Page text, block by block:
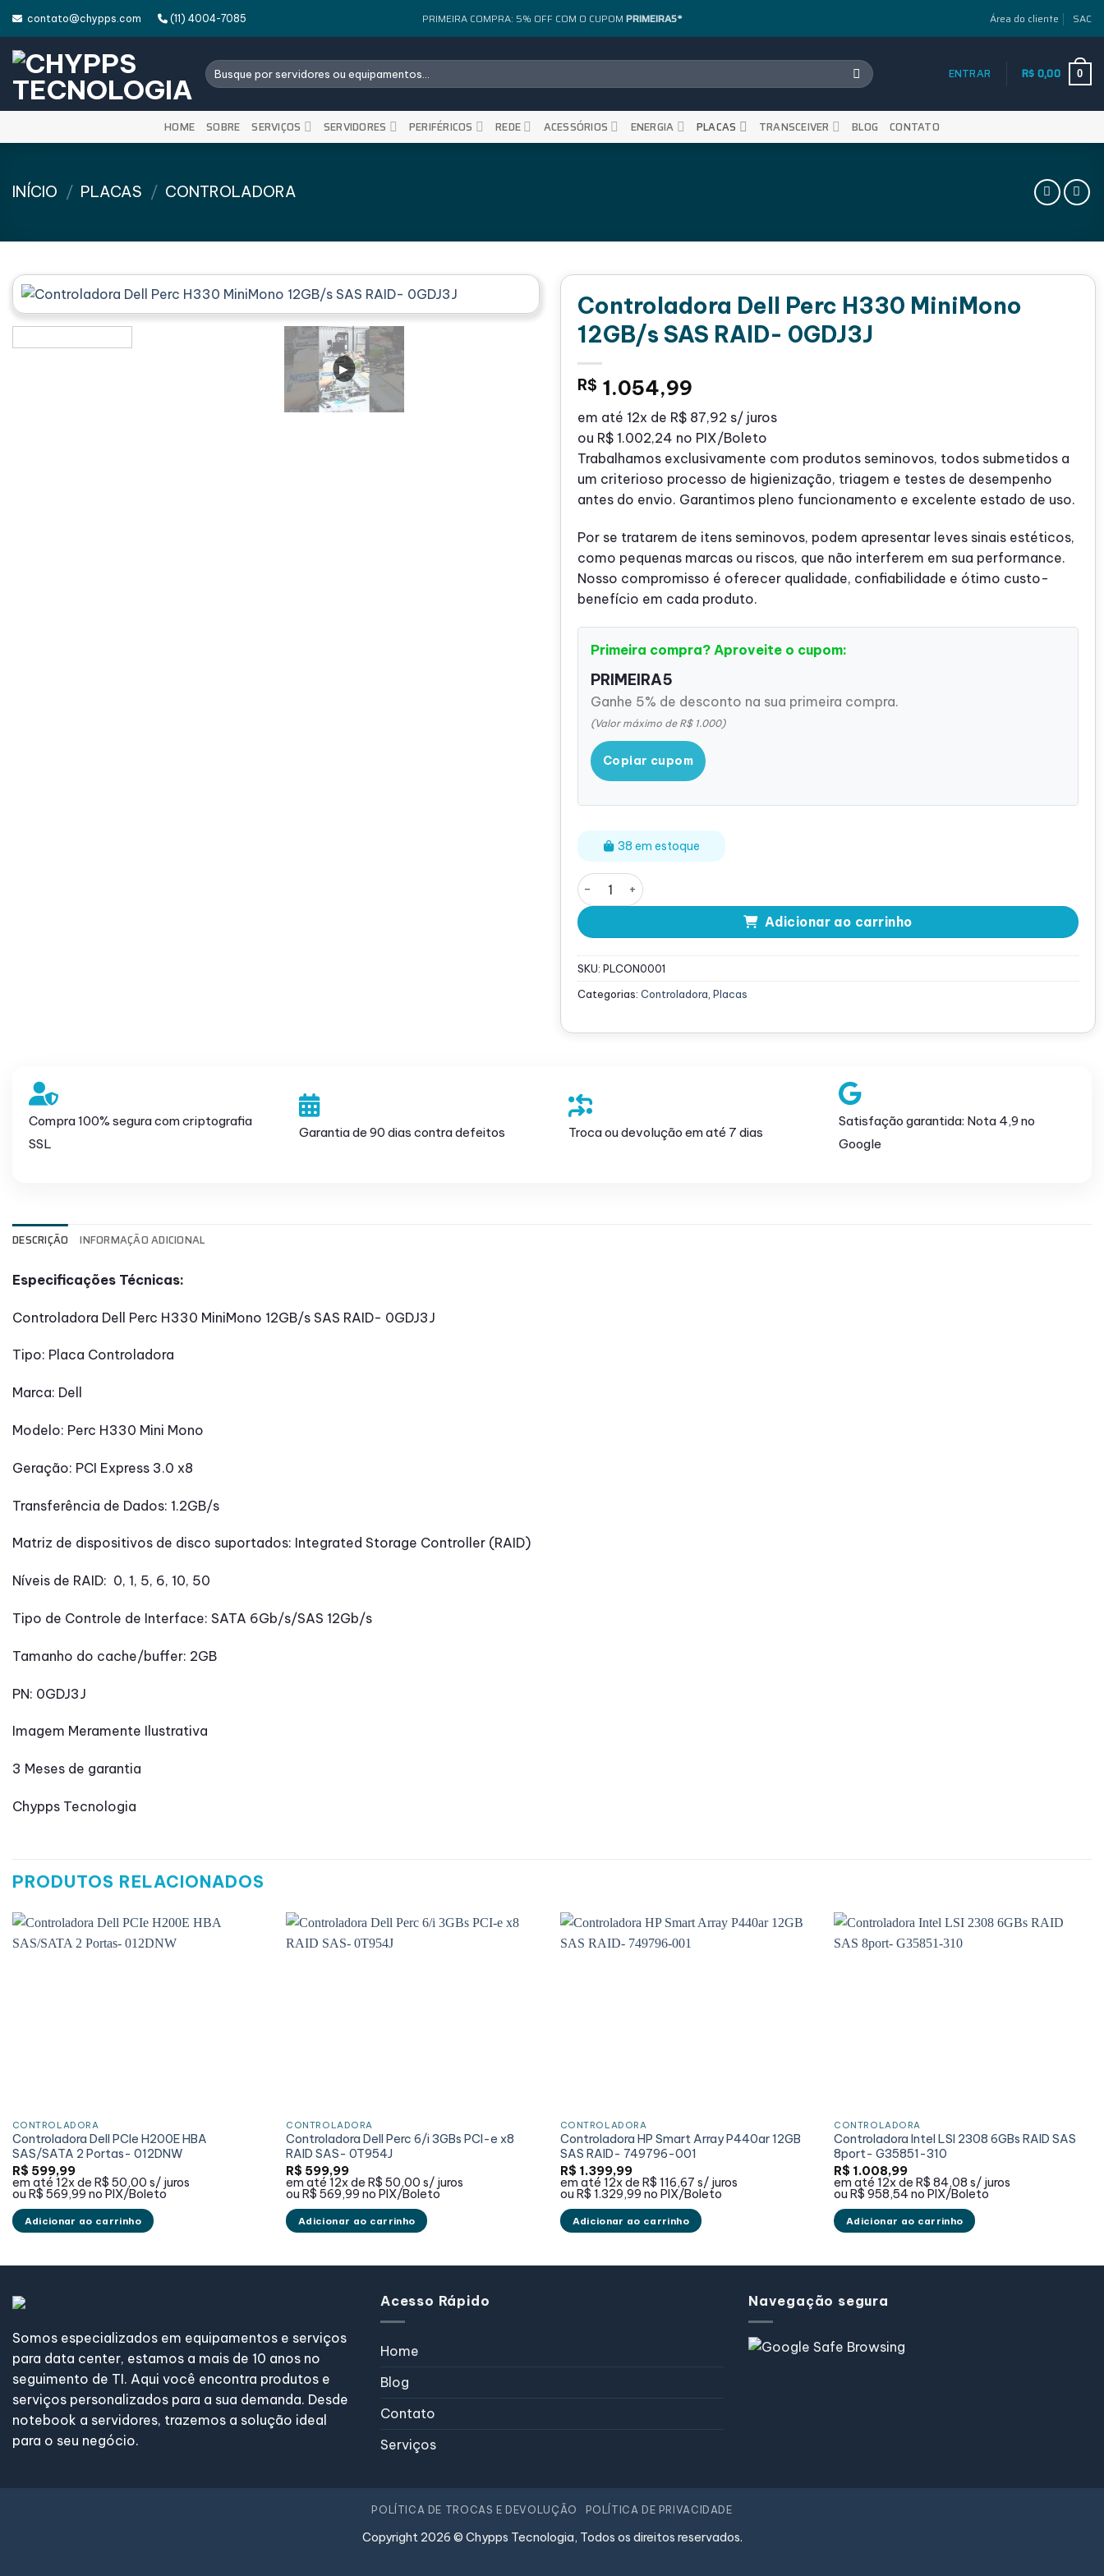
content
contato@chypps.com (11) 4004-7085 PRIMEIRA COMPRA: 5% OFF COM O CUPOM PRIMEIRA5* Área do cliente SAC
Pesquisar
por:
ENTRAR R$0,00 0
HOME SOBRE SERVIÇOS SERVIDORES PERIFÉRICOS REDE ACESSÓRIOS ENERGIA PLACAS TRANSCEIVER BLOG CONTATO
INÍCIO / PLACAS / CONTROLADORA
Controladora Dell Perc H330 MiniMono
12GB/s SAS RAID- 0GDJ3J
R$ 1.054,99
em até 12x de R$ 87,92 s/ juros
ou R$ 1.002,24 no PIX/Boleto
Trabalhamos exclusivamente com produtos seminovos, todos submetidos a
um criterioso processo de higienização, triagem e testes de desempenho
antes do envio. Garantimos pleno funcionamento e excelente estado de uso.
Por se tratarem de itens seminovos, podem apresentar leves sinais estéticos,
como pequenas marcas ou riscos, que não interferem em sua performance.
Nosso compromisso é oferecer qualidade, confiabilidade e ótimo custo-
benefício em cada produto.
Primeira compra? Aproveite o cupom:
PRIMEIRA5
Ganhe 5% de desconto na sua primeira compra.
(Valor máximo de R$ 1.000)
Copiar cupom
38 em estoque
Controladora Dell Perc H330 MiniMono 12GB/s SAS RAID- 0GDJ3J quantidade
Adicionar ao carrinho
SKU: PLCON0001
Categorias: Controladora Placas
Compra 100% segura com criptografia
SSL
Garantia de 90 dias contra defeitos Troca ou devolução em até 7 dias
Satisfação garantida: Nota 4,9 no
Google
DESCRIÇÃO INFORMAÇÃO ADICIONAL
Especificações Técnicas:
Controladora Dell Perc H330 MiniMono 12GB/s SAS RAID- 0GDJ3J
Tipo: Placa Controladora
Marca: Dell
Modelo: Perc H330 Mini Mono
Geração: PCI Express 3.0 x8
Transferência de Dados: 1.2GB/s
Matriz de dispositivos de disco suportados: Integrated Storage Controller (RAID)
Níveis de RAID: 0, 1, 5, 6, 10, 50
Tipo de Controle de Interface: SATA 6Gb/s/SAS 12Gb/s
Tamanho do cache/buffer: 2GB
PN: 0GDJ3J
Imagem Meramente Ilustrativa
3 Meses de garantia
Chypps Tecnologia
PRODUTOS RELACIONADOS
CONTROLADORA
Controladora Dell PCIe H200E HBA
SAS/SATA 2 Portas- 012DNW
R$ 599,99
em até 12x de R$ 50,00 s/ juros
ou R$ 569,99 no PIX/Boleto
Adicionar ao carrinho
CONTROLADORA
Controladora Dell Perc 6/i 3GBs PCI-e x8
RAID SAS- 0T954J
R$ 599,99
em até12x de R$ 50,00 s/ juros
ouR$ 569,99no PIX/Boleto
Adicionar ao carrinho
CONTROLADORA
Controladora HP Smart Array P440ar 12GB
SAS RAID- 749796-001
R$ 1.399,99
em até 12x de R$ 116,67 s/ juros
ou R$ 1.329,99 no PIX/Boleto
Adicionar ao carrinho
CONTROLADORA
Controladora Intel LSI 2308 6GBs RAID SAS
8port- G35851-310
R$ 1.008,99
em até12x de R$ 84,08 s/ juros
ouR$ 958,54no PIX/Boleto
Adicionar ao carrinho
Somos especializados em equipamentos e serviços
para data center, estamos a mais de 10 anos no
seguimento de TI. Aqui você encontra produtos e
serviços personalizados para a sua demanda. Desde
notebook a servidores, trazemos a solução ideal
para o seu negócio.
Acesso Rápido
Home
Blog
Contato
Serviços
Navegação segura
POLÍTICA DE TROCAS E DEVOLUÇÃO POLÍTICA DE PRIVACIDADE
Copyright 2026 © Chypps Tecnologia, Todos os direitos reservados.